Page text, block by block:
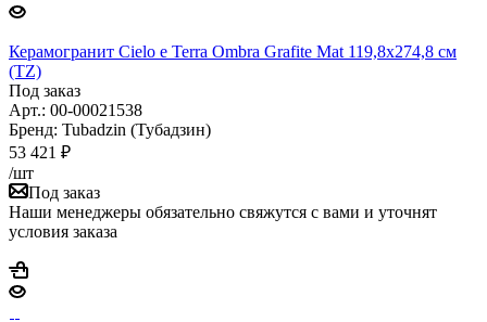
Керамогранит Cielo e Terra Ombra Grafite Mat 119,8x274,8 см
(TZ)
Под заказ
Арт.: 00-00021538
Бренд: Tubadzin (Тубадзин)
53 421 ₽
/шт
Под заказ
Наши менеджеры обязательно свяжутся с вами и уточнят
условия заказа